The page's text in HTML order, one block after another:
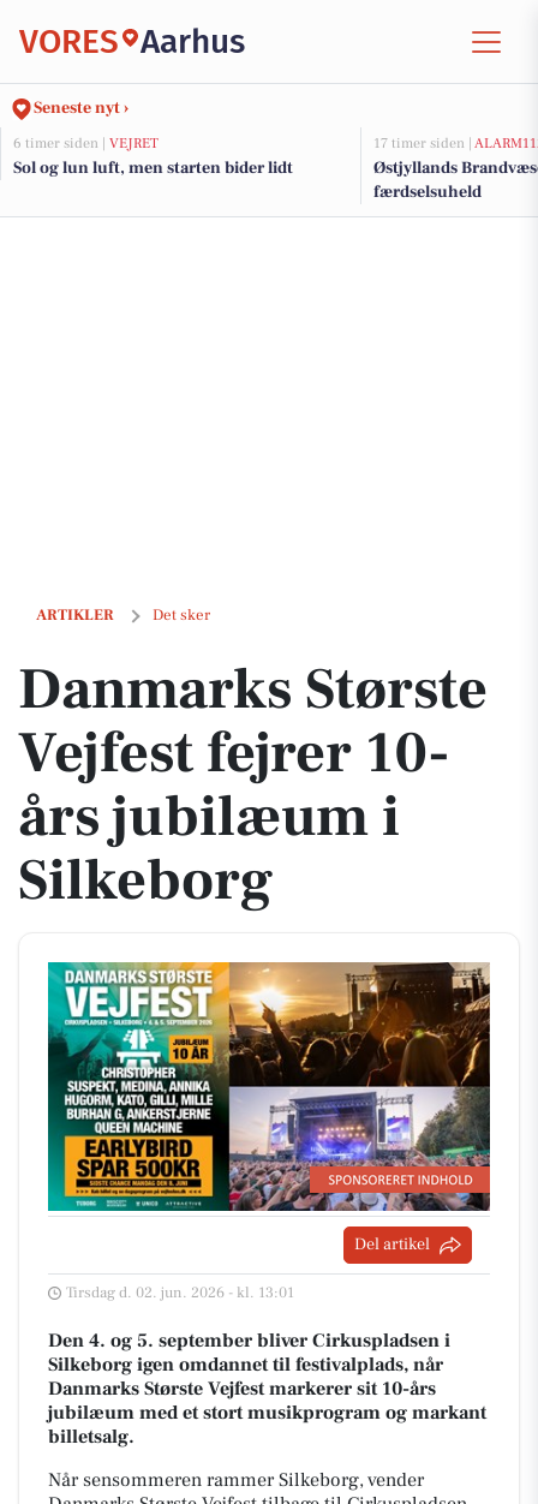
VORES Aarhus
Seneste nyt ›
6 timer siden | VEJRET
Sol og lun luft, men starten bider lidt
17 timer siden |
Østjyllands
færdselsuheld
ARTIKLER Det sker
Danmarks Største Vejfest fejrer 10-års jubilæum i Silkeborg
Danmarks Største
Vejfest fejrer 10-
års jubilæum i
Silkeborg
Del artikel
Tirsdag d. 02. jun. 2026 - kl. 13:01
Den 4. og 5. september bliver Cirkuspladsen i
Silkeborg igen omdannet til festivalplads, når
Danmarks Største Vejfest markerer sit 10-års
jubilæum med et stort musikprogram og markant
billetsalg.
Når sensommeren rammer Silkeborg, vender